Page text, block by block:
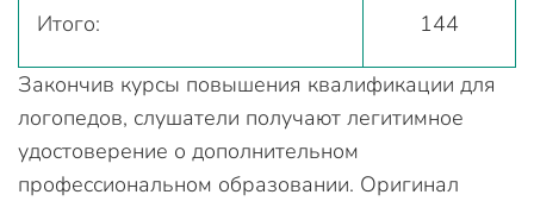
Итого: 144
Закончив курсы повышения квалификации для
логопедов, слушатели получают легитимное
удостоверение о дополнительном
профессиональном образовании. Оригинал